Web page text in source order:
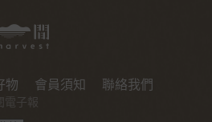
物 會員須知 聯絡我們
電子報